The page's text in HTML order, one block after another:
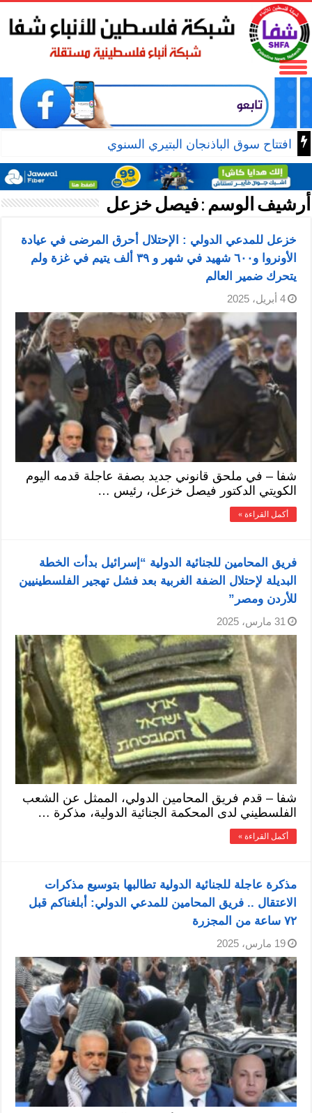
نادي الأسير: الاحتلال يعتق
أرشيف الوسم :فيصل خزعل
خزعل للمدعي الدولي : الإحتلال أحرق المرضى في عيادة
الأونروا و٦٠٠ شهيد في شهر و ٣٩ ألف يتيم في غزة ولم
يتحرك ضمير العالم
4 أبريل، 2025
شفا – في ملحق قانوني جديد بصفة عاجلة قدمه اليوم
الكويتي الدكتور فيصل خزعل، رئيس …
أكمل القراءة »
فريق المحامين للجنائية الدولية “إسرائيل بدأت الخطة
البديلة لإحتلال الضفة الغربية بعد فشل تهجير الفلسطينيين
للأردن ومصر”
31 مارس، 2025
شفا – قدم فريق المحامين الدولي، الممثل عن الشعب
الفلسطيني لدى المحكمة الجنائية الدولية، مذكرة …
أكمل القراءة »
مذكرة عاجلة للجنائية الدولية تطالبها بتوسيع مذكرات
الاعتقال .. فريق المحامين للمدعي الدولي: أبلغناكم قبل
٧٢ ساعة من المجزرة
19 مارس، 2025